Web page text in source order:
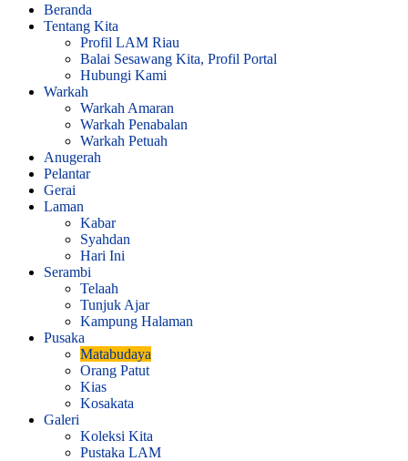
Beranda
Tentang Kita
Profil LAM Riau
Balai Sesawang Kita, Profil Portal
Hubungi Kami
Warkah
Warkah Amaran
Warkah Penabalan
Warkah Petuah
Anugerah
Pelantar
Gerai
Laman
Kabar
Syahdan
Hari Ini
Serambi
Telaah
Tunjuk Ajar
Kampung Halaman
Pusaka
Matabudaya
Orang Patut
Kias
Kosakata
Galeri
Koleksi Kita
Pustaka LAM